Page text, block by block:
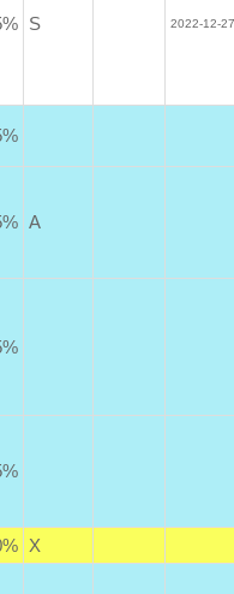
S 2022-12-
A
X